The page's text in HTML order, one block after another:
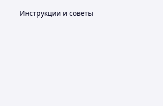
Инструкции и советы